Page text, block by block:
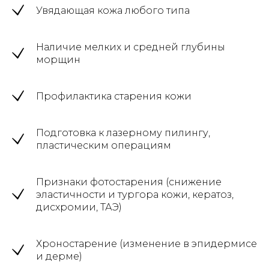
Увядающая кожа любого типа
Наличие мелких и средней глубины
морщин
Профилактика старения кожи
Подготовка к лазерному пилингу,
пластическим операциям
Признаки фотостарения (снижение
эластичности и тургора кожи, кератоз,
дисхромии, ТАЭ)
Хроностарение (изменение в эпидермисе
и дерме)